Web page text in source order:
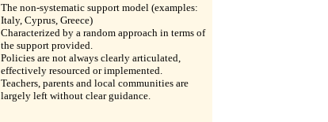
The non-systematic support model (examples:
Italy, Cyprus, Greece)
Characterized by a random approach in terms of
the support provided.
Policies are not always clearly articulated,
effectively resourced or implemented.
Teachers, parents and local communities are
largely left without clear guidance.